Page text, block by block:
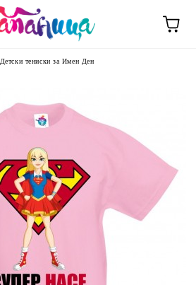
Детски тениски за Имен Ден